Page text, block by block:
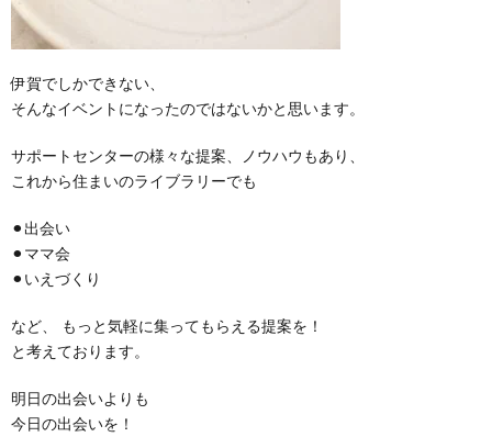
伊賀でしかできない、
そんなイベントになったのではないかと思います。
サポートセンターの様々な提案、ノウハウもあり、
これから住まいのライブラリーでも
⚫︎出会い
⚫︎ママ会
⚫︎いえづくり
など、 もっと気軽に集ってもらえる提案を！
と考えております。
明日の出会いよりも
今日の出会いを！